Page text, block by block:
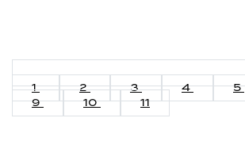
1 2 3 4 5
9
10 11